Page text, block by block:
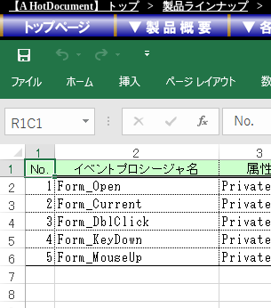
【A HotDocument】 トップ > 製品ラインナップ >